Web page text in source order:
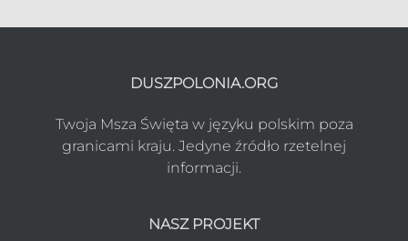
DUSZPOLONIA.ORG
Twoja Msza Święta w języku polskim poza
granicami kraju. Jedyne źródło rzetelnej
informacji.
NASZ PROJEKT